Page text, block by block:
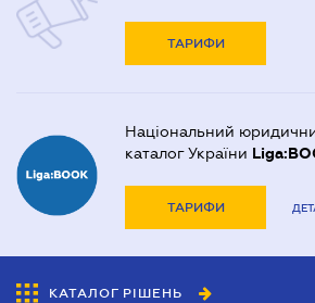
ТАРИФИ
Національний
каталог України
ТАРИФИ
КАТАЛОГ РІШЕНЬ